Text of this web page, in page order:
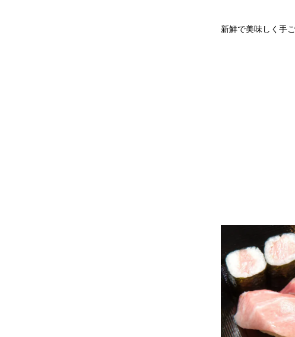
新鮮で美味しく手